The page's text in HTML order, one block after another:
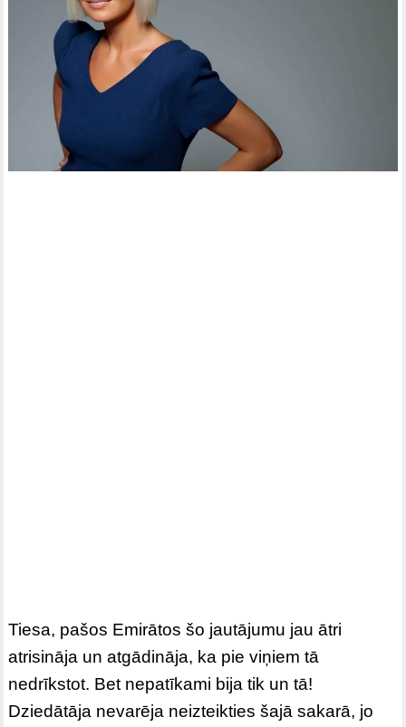
Tiesa, pašos Emirātos šo jautājumu jau ātri
atrisināja un atgādināja, ka pie viņiem tā
nedrīkstot. Bet nepatīkami bija tik un tā!
Dziedātāja nevarēja neizteikties šajā sakarā, jo